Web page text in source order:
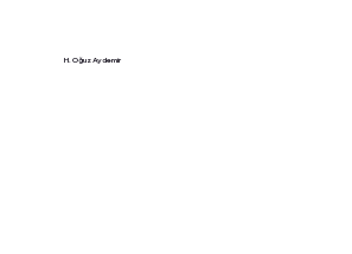
H. Oğuz Aydemir